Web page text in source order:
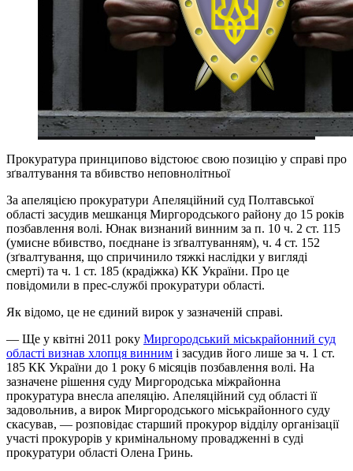
Прокуратура принципово відстоює свою позицію у справі про
зґвалтування та вбивство неповнолітньої
За апеляцією прокуратури Апеляційний суд Полтавської
області засудив мешканця Миргородського району до 15 років
позбавлення волі. Юнак визнаний винним за п. 10 ч. 2 ст. 115
(умисне вбивство, поєднане із зґвалтуванням), ч. 4 ст. 152
(зґвалтування, що спричинило тяжкі наслідки у вигляді
смерті) та ч. 1 ст. 185 (крадіжка) КК України. Про це
повідомили в прес-службі прокуратури області.
Як відомо, це не єдиний вирок у зазначеній справі.
— Ще у квітні 2011 року Миргородський міськрайонний суд
області визнав хлопця винним і засудив його лише за ч. 1 ст.
185 КК України до 1 року 6 місяців позбавлення волі. На
зазначене рішення суду Миргородська міжрайонна
прокуратура внесла апеляцію. Апеляційний суд області її
задовольнив, а вирок Миргородського міськрайонного суду
скасував, — розповідає старший прокурор відділу організації
участі прокурорів у кримінальному провадженні в суді
прокуратури області Олена Гринь.